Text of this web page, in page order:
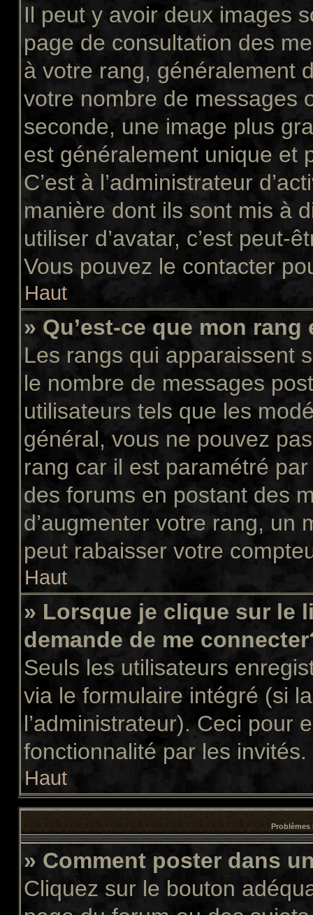
Il peut y avoir deux images
page de consultation des
à votre rang, généralement
votre nombre de messages
seconde, une image plus
est généralement unique et
C’est à l’administrateur
manière dont ils sont mis à
utiliser d’avatar, c’est peut-
Vous pouvez le contacter
Haut
» Qu’est-ce que mon
Les rangs qui apparaissent
le nombre de messages
utilisateurs tels que les
général, vous ne pouvez
rang car il est paramétré
des forums en postant des
d’augmenter votre rang, un
peut rabaisser votre
Haut
» Lorsque je clique sur le
demande de me
Seuls les utilisateurs
via le formulaire intégré (si
l’administrateur). Ceci pour
fonctionnalité par les invités.
Haut
Problèmes
» Comment poster dans
Cliquez sur le bouton